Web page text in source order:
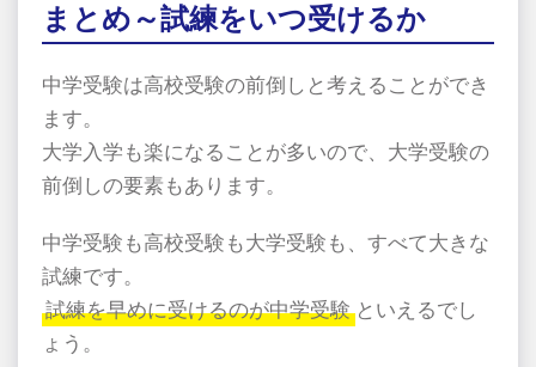
まとめ～試練をいつ受けるか
中学受験は高校受験の前倒しと考えることができ
ます。
大学入学も楽になることが多いので、大学受験の
前倒しの要素もあります。
中学受験も高校受験も大学受験も、すべて大きな
試練です。
試練を早めに受けるのが中学受験といえるでし
ょう。